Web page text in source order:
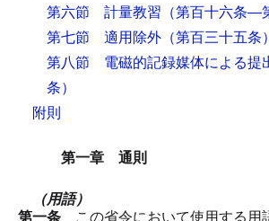
第六節 計量教習 （第百十六条―
第七節 適用除外 （第百三十五条）
第八節 電磁的記録媒体による提
条）
附則
第一章 通則
（用語）
第一条 この省令において使用する用